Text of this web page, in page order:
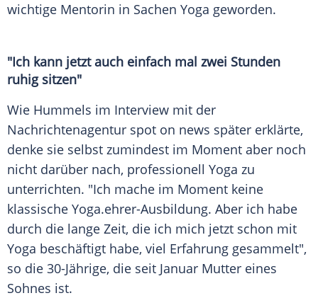
wichtige Mentorin in Sachen Yoga geworden.
"Ich kann jetzt auch einfach mal zwei Stunden
ruhig sitzen"
Wie Hummels im Interview mit der
Nachrichtenagentur spot on news später erklärte,
denke sie selbst zumindest im Moment aber noch
nicht darüber nach, professionell Yoga zu
unterrichten. "Ich mache im Moment keine
klassische Yoga.ehrer-Ausbildung. Aber ich habe
durch die lange Zeit, die ich mich jetzt schon mit
Yoga beschäftigt habe, viel Erfahrung gesammelt",
so die 30-Jährige, die seit Januar Mutter eines
Sohnes ist.